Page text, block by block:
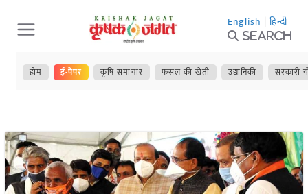
Skip
to
content
English | हिन्दी
Search
होम ई-पेपर कृषि समाचार फसल की खेती उद्यानिकी सरकारी